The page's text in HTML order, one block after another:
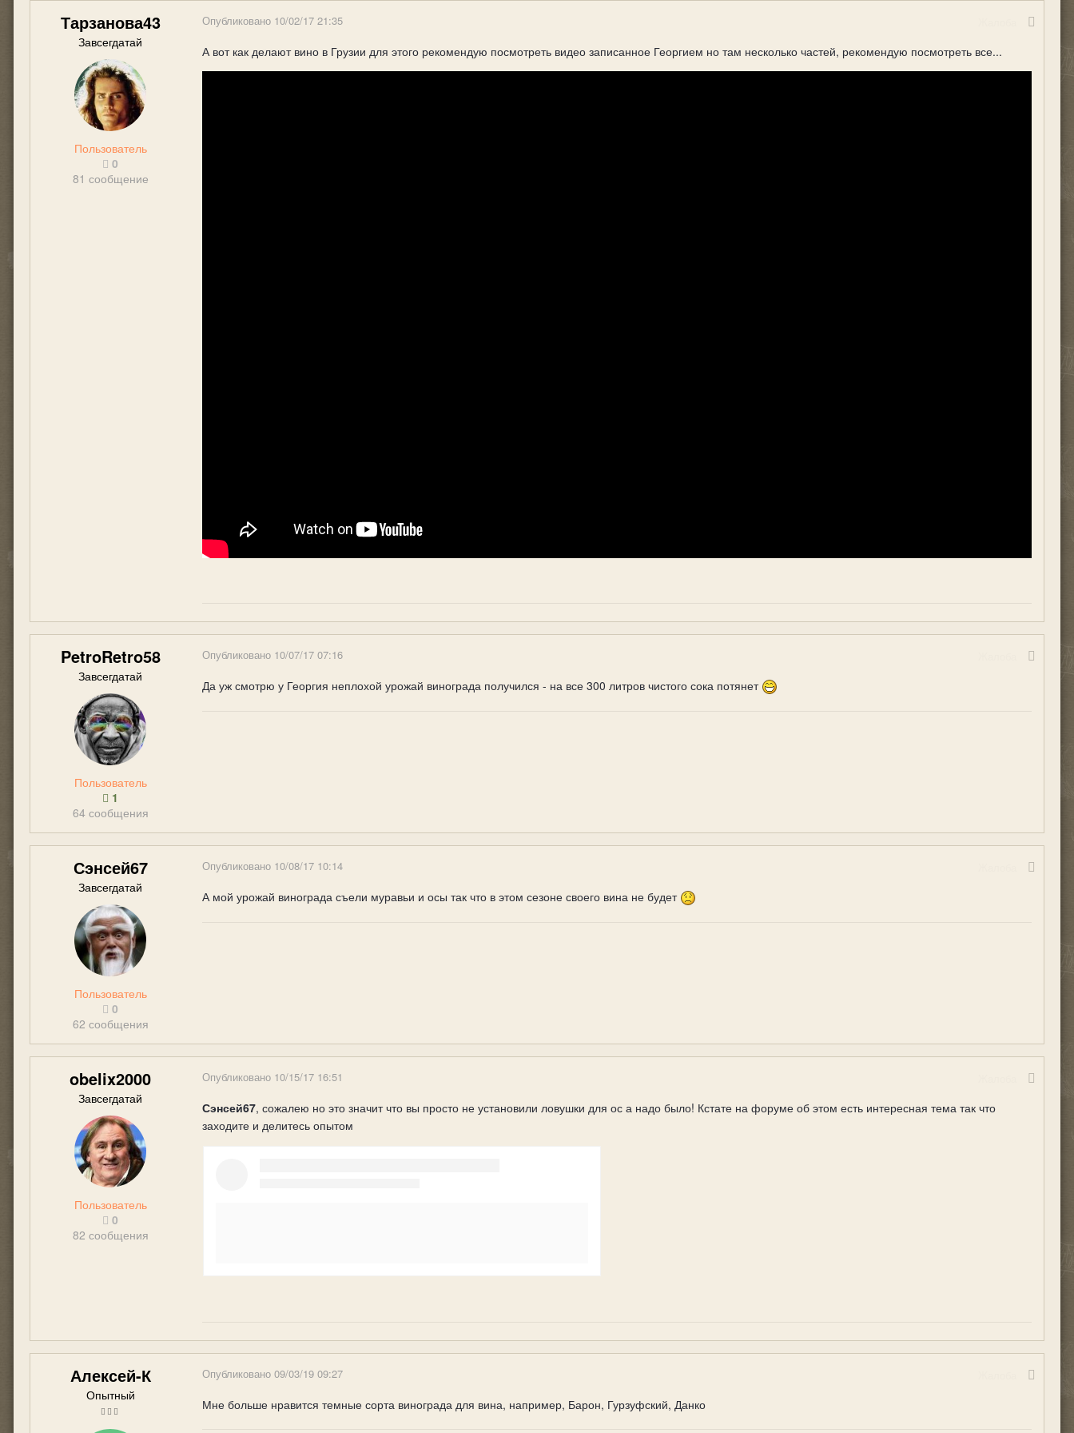
Тарзанова43
Завсегдатай
Пользователь
0
81 сообщение
Опубликовано 10/02/17 21:35
А вот как делают вино в Грузии для этого рекомендую посмотреть видео записанное Георгием но там несколько частей, рекомендую посмотреть все...
PetroRetro58
Завсегдатай
Пользователь
1
64 сообщения
Опубликовано 10/07/17 07:16
Да уж смотрю у Георгия неплохой урожай винограда получился - на все 300 литров чистого сока потянет
Сэнсей67
Завсегдатай
Пользователь
0
62 сообщения
Опубликовано 10/08/17 10:14
А мой урожай винограда съели муравьи и осы так что в этом сезоне своего вина не будет
obelix2000
Завсегдатай
Пользователь
0
82 сообщения
Опубликовано 10/15/17 16:51
Сэнсей67, сожалею но это значит что вы просто не установили ловушки для ос а надо было! Кстате на форуме об этом есть интересная тема так что
заходите и делитесь опытом
Алексей-К
Опытный
Опубликовано 09/03/19 09:27
Мне больше нравится темные сорта винограда для вина, например, Барон, Гурзуфский, Данко